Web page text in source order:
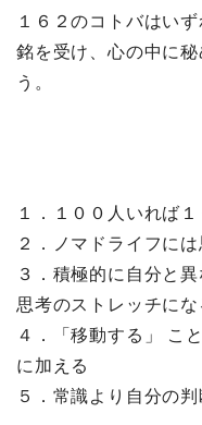
１６２のコトバはい
銘を受け、心の中に
う。
１．１００人いれば
２．ノマドライフに
３．積極的に自分と
思考のストレッチにな
４．「移動する」 こ
に加える
５．常識より自分の